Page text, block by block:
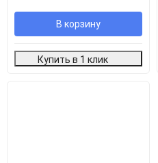
В корзину
Купить в 1 клик